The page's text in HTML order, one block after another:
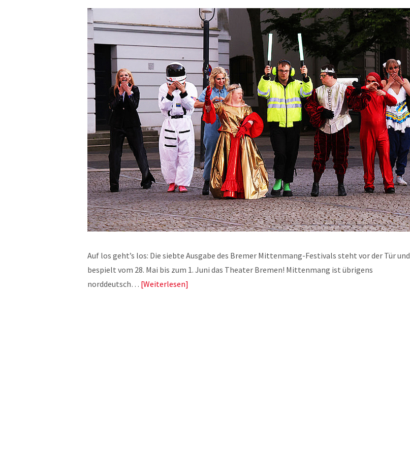
Auf los geht’s los: Die siebte Ausgabe des Bremer Mittenmang-Festivals steht vor der Tür und
bespielt vom 28. Mai bis zum 1. Juni das Theater Bremen! Mittenmang ist übrigens
norddeutsch… Weiterlesen